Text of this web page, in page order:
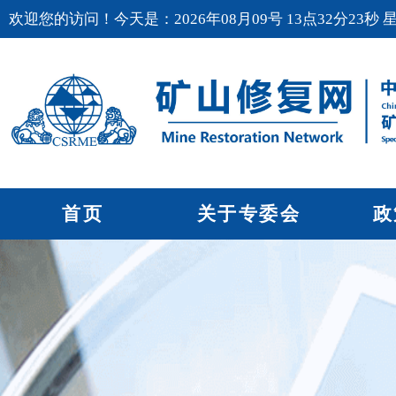
欢迎您的访问！今天是：2026年08月09号 13点32分24秒
首页 关于专委会